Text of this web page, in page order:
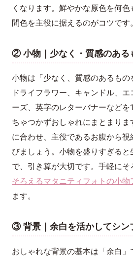
くなります。鮮やかな原色を何
間色を主役に据えるのがコツです。
② 小物｜少なく・質感のある
小物は「少なく、質感のあるもの
ドライフラワー、キャンドル、
ーズ、英字のレターバナーなど
ちゃつかずおしゃれにまとまり
に合わせ、主役であるお腹から
びましょう。小物を盛りすぎる
で、引き算が大切です。手軽にそ
そろえるマタニティフォトの小物
ます。
③ 背景｜余白を活かしてシン
おしゃれな背景の基本は「余白